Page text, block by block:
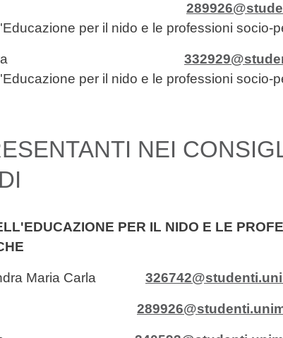
Giulia
per il nido e le professioni socio-
Chiara
per il nido e le professioni socio-
NEI
PER IL NIDO E LE
Maria Carla
Giulia